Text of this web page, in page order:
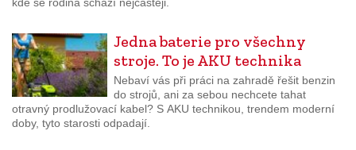
kde se rodina schází nejčastěji.
Jedna baterie pro všechny
stroje. To je AKU technika
Nebaví vás při práci na zahradě řešit benzin
do strojů, ani za sebou nechcete tahat
otravný prodlužovací kabel? S AKU technikou, trendem moderní
doby, tyto starosti odpadají.